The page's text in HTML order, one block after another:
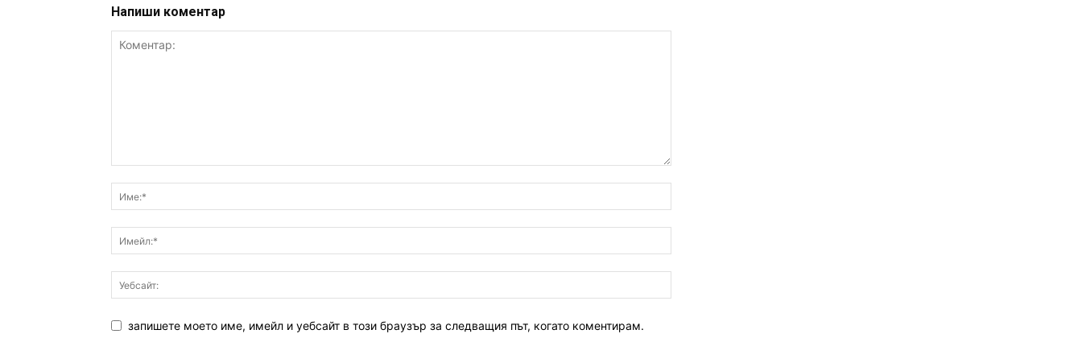
Напиши коментар
запишете моето име, имейл и уебсайт в този браузър за следващия път, когато коментирам.